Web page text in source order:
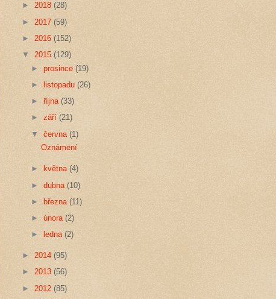
► 2018 (28)
► 2017 (59)
► 2016 (152)
▼ 2015 (129)
►prosince (19)
►
listopadu (26)
►října(33)
►září (21)
▼června(1)
Oznámení
► května(4)
►dubna(10)
►března(11)
►února(2)
►
ledna (2)
► 2014 (95)
► 2013 (56)
► 2012 (85)